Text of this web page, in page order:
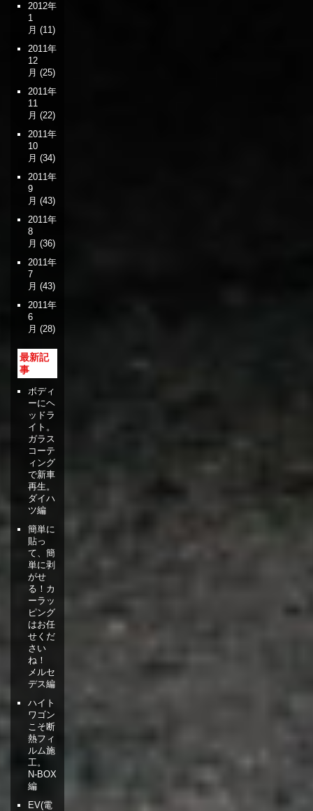
2012年
1
月 (11)
2011年
12
月 (25)
2011年
11
月 (22)
2011年
10
月 (34)
2011年
9
月 (43)
2011年
8
月 (36)
2011年
7
月 (43)
2011年
6
月 (28)
最新記
事
ボディ
ーにヘ
ッドラ
イト。
ガラス
コーテ
ィング
で新車
再生。
ダイハ
ツ編
簡単に
貼っ
て、簡
単に剥
がせ
る！カ
ーラッ
ピング
はお任
せくだ
さい
ね！
メルセ
デス編
ハイト
ワゴン
こそ断
熱フィ
ルム施
工。
N-BOX
編
EV(電